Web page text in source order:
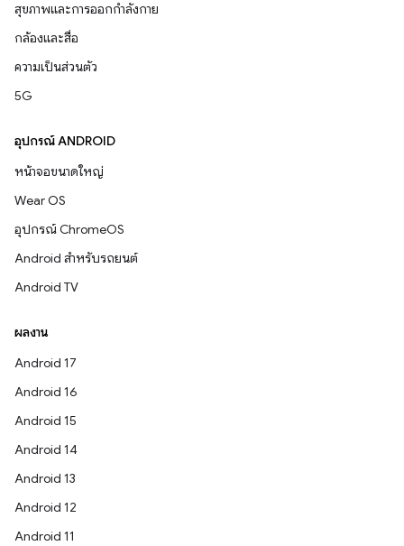
สุขภาพและการออกกำลังกาย
กล้องและสื่อ
ความเป็นส่วนตัว
5G
อุปกรณ์ ANDROID
หน้าจอขนาดใหญ่
Wear OS
อุปกรณ์ ChromeOS
Android สำหรับรถยนต์
Android TV
ผลงาน
Android 17
Android 16
Android 15
Android 14
Android 13
Android 12
Android 11